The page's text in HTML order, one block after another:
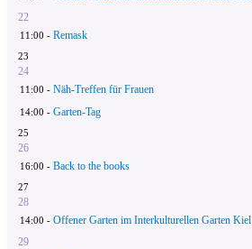
22
11:00 - Remask
23
24
11:00 - Näh-Treffen für Frauen
14:00 - Garten-Tag
25
26
16:00 - Back to the books
27
28
14:00 - Offener Garten im Interkulturellen Garten Kiel
29